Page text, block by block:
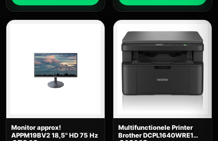
Monitor approx!
APPM19BV2 18,5" HD 75 Hz
Multifunctionele Printer
Brother DCPL1640WRE1